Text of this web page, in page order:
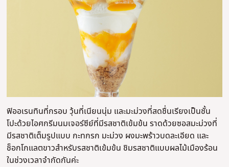
ฟิออเรนทินที่กรอบ วุ้นที่เนียนนุ่ม และมะม่วงที่สดชื่นเรียงเป็นชั้น
โปะด้วยไอศกรีมนมเจอร์ซีย์ที่มีรสชาติเข้มข้น ราดด้วยซอสมะม่วงที่
มีรสชาติเต็มรูปแบบ กะทกรก มะม่วง ผงมะพร้าวบดละเอียด และ
ช็อกโกแลตขาวสำหรับรสชาติเข้มข้น ชิมรสชาติแบบผลไม้เมืองร้อน
ในช่วงเวลาจำกัดกันค่ะ